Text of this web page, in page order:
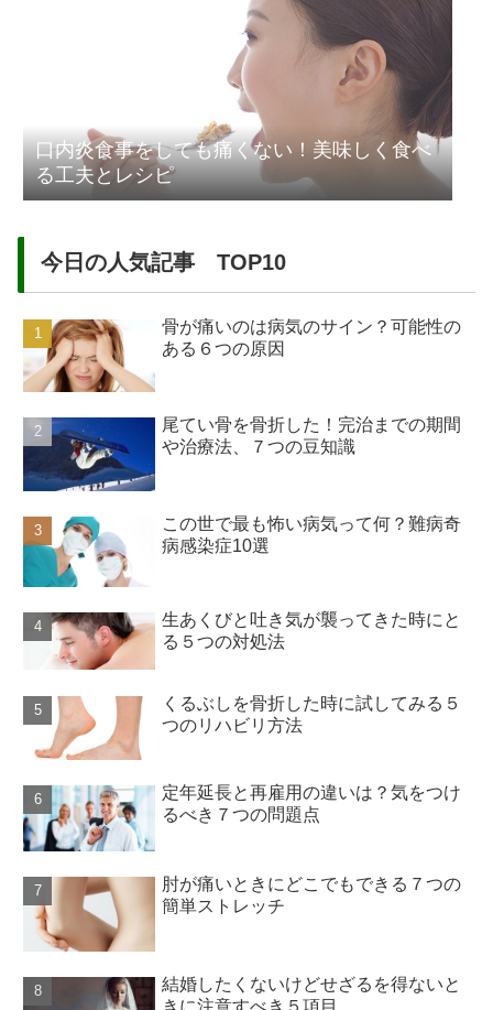
口内炎食事をしても痛くない！美味しく食べ
る工夫とレシピ
今日の人気記事 TOP10
骨が痛いのは病気のサイン？可能性の
ある６つの原因
尾てい骨を骨折した！完治までの期間
や治療法、７つの豆知識
この世で最も怖い病気って何？難病奇
病感染症10選
生あくびと吐き気が襲ってきた時にと
る５つの対処法
くるぶしを骨折した時に試してみる５
つのリハビリ方法
定年延長と再雇用の違いは？気をつけ
るべき７つの問題点
肘が痛いときにどこでもできる７つの
簡単ストレッチ
結婚したくないけどせざるを得ないと